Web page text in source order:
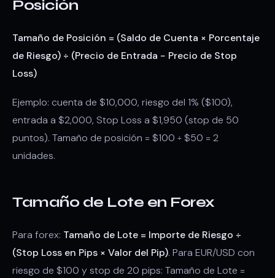
Posición
Tamaño de Posición = (Saldo de Cuenta × Porcentaje
de Riesgo) ÷ (Precio de Entrada − Precio de Stop
Loss)
Ejemplo: cuenta de $10,000, riesgo del 1% ($100),
entrada a $2,000, Stop Loss a $1,950 (stop de 50
puntos). Tamaño de posición = $100 ÷ $50 = 2
unidades.
Tamaño de Lote en Forex
Para forex: Tamaño de Lote = Importe de Riesgo ÷
(Stop Loss en Pips × Valor del Pip). Para EUR/USD con
riesgo de $100 y stop de 20 pips: Tamaño de Lote =